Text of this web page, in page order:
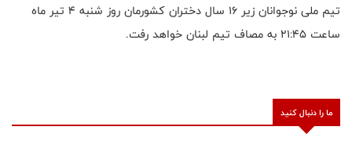
تیم ملی نوجوانان زیر ۱۶ سال دختران کشورمان روز شنبه ۴ تیر ماه
ساعت ۲۱:۴۵ به مصاف تیم لبنان خواهد رفت.
ما را دنبال کنید